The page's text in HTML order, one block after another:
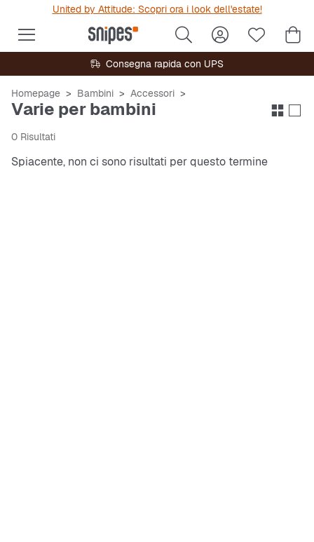
United by Attitude: Scopri ora i look dell'estate!
Consegna rapida con UPS
Homepage Bambini Accessori
Varie per bambini
0 Risultati
Spiacente, non ci sono risultati per questo termine